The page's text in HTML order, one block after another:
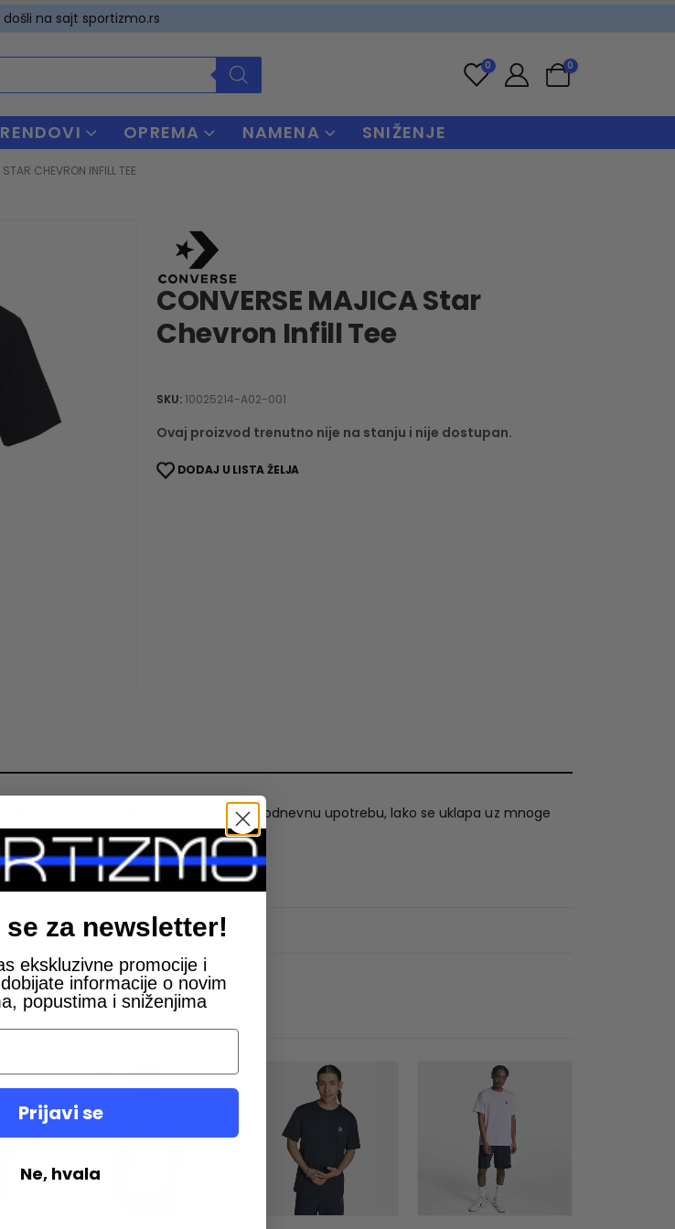
došli na sajt sportizmo.rs
0 0
OPREMA NAMENA SNIŽENJE
CHEVRON INFILL TEE
CONVERSE MAJICA Star
Chevron Infill Tee
SKU: 10025214-A02-001
Ovaj proizvod trenutno nije na stanju i nije dostupan.
DODAJ U LISTA ŽELJA
na grudima. Pogodna za svakodnevnu upotrebu, lako se uklapa uz mnoge
-30%
za newsletter!
ekskluzivne promocije i
informacije o novim
popustima i sniženjima
Prijavi se
Ne, hvala